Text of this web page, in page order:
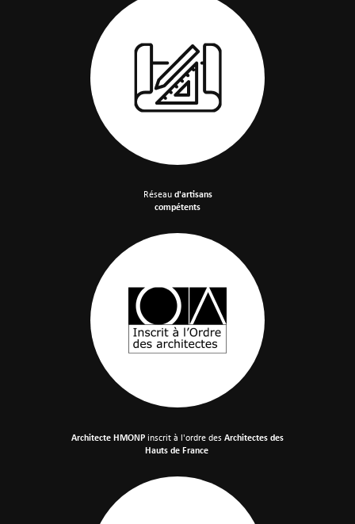
Réseaud'artisans
compétents
Architecte HMONPinscrit à l'ordre desArchitectes des
Hauts de France